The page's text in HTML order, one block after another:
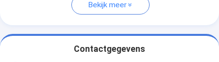
Bekijk meer
Contactgegevens